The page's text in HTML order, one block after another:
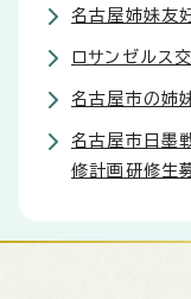
名古屋姉妹友
ロサンゼルス
名古屋市の姉
名古屋市日墨
修計画研修生